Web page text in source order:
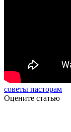
советы пасторам
Оцените статью